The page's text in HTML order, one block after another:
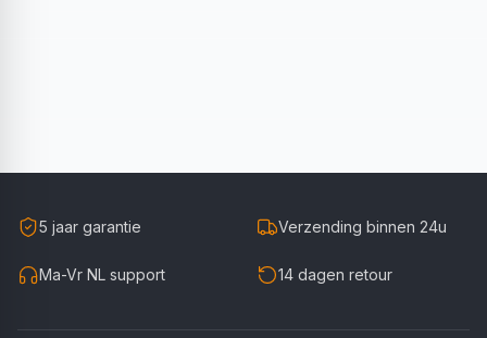
5 jaar garantie Verzending binnen 24u
Ma-Vr NL support 14 dagen retour